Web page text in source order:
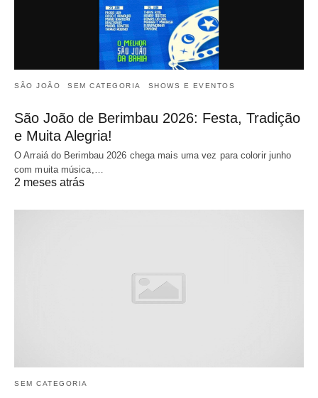
SÃO JOÃO SEM CATEGORIA SHOWS E EVENTOS
São João de Berimbau 2026: Festa, Tradição
e Muita Alegria!
O Arraiá do Berimbau 2026 chega mais uma vez para colorir junho
com muita música,…
2 meses atrás
SEM CATEGORIA